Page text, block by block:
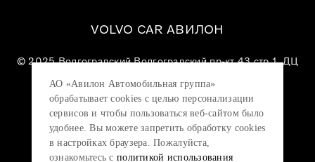
АО «Авилон Автомобильная группа»
обрабатывает cookies с целью персонализации
сервисов и чтобы пользоваться веб-сайтом было
удобнее. Вы можете запретить обработку сookies
в настройках браузера. Пожалуйста,
ознакомьтесь с политикой использования
VOLVO CAR АВИЛОН
© 2025Волгоградский Волгоградский пр-кт 43 стр 1, ДЦ
АО «Авилон АГ», ОГРН 1027700000151, ИНН
7705133757.